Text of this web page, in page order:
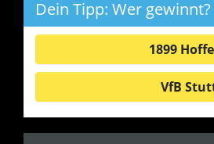
Dein Tipp: Wer gewinnt?
1899
VfB